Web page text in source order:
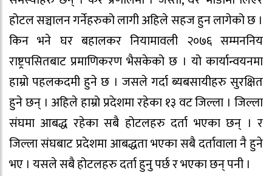
होटल सञ्चालन गर्नेहरुको लागी अहिले सहज हुन लागेको छ ।
किन भने घर बहालकर नियामावली २०७६ सम्मननिय
राष्ट्रपसितबाट प्रमाणिकरण भैसकेको छ । यो कार्यान्वयनमा
हाम्रो पहलकदमी हुने छ । जसले गर्दा ब्यबसायीहरु सुरक्षित
हुने छन् । अहिले हाम्रो प्रदेशमा रहेका १३ वट जिल्ला । जिल्ला
संघमा आबद्ध रहेका सबै होटलहरु दर्ता भएका छन् । र
जिल्ला संघबाट प्रदेशमा आबद्धता भएका सबै दर्तावाला नै हुने
भए । यसले सबै होटलहरु दर्ता हुनु पर्छ र भएका छन् पनी ।